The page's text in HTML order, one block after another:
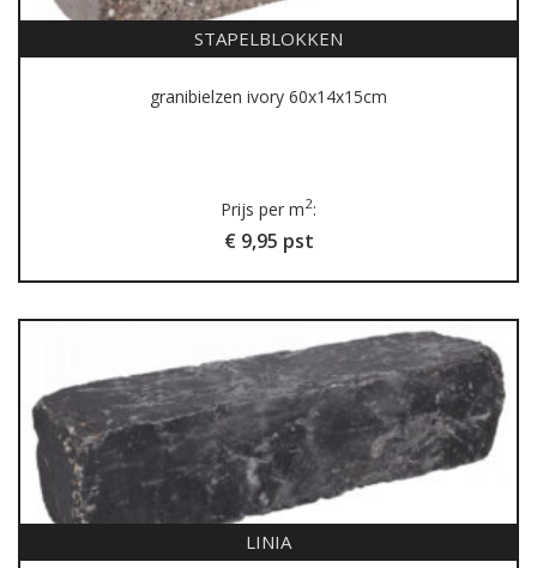
STAPELBLOKKEN
granibielzen ivory 60x14x15cm
Prijs per m2:
€ 9,95 pst
LINIA